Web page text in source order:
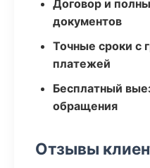
Договор и
документов
Точные сроки с
платежей
Бесплатный
обращения
Отзывы